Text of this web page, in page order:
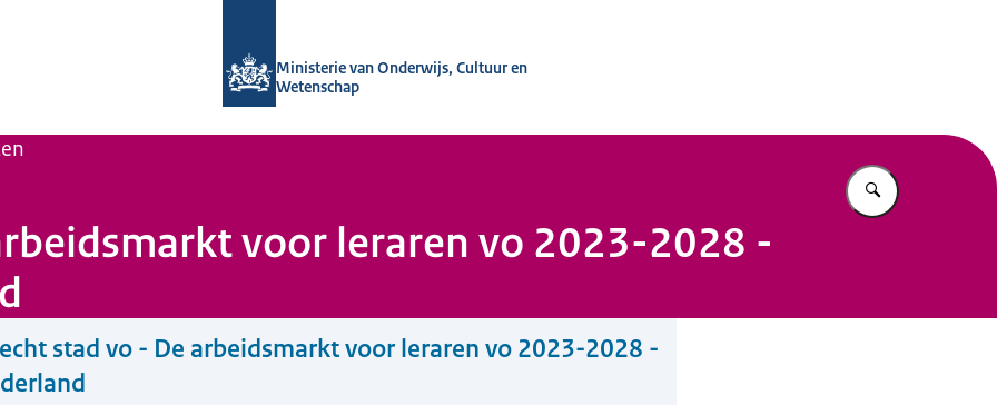
Ministerie van Onderwijs, Cultuur en
Wetenschap
Vul in wat u
voor leraren vo 2023-2028 -
stad vo - De arbeidsmarkt voor leraren vo 2023-2028 -